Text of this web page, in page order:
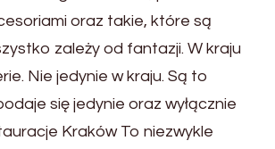
oraz takie, które są
zależy od fantazji. W kraju
Nie jedynie w kraju. Są to
się jedynie oraz wyłącznie
Kraków To niezwykle